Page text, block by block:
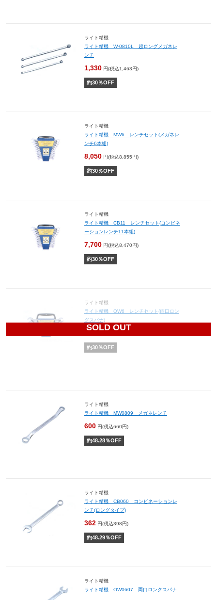
ライト精機
ライト精機 W-0810L 超ロングメガネレ
ンチ
1,330 円(税込1,463円)
約30％OFF
ライト精機
ライト精機 MW6 レンチセット(メガネレ
ンチ6本組)
8,050 円(税込8,855円)
約30％OFF
ライト精機
ライト精機 CB11 レンチセット(コンビネ
ーションレンチ11本組)
7,700 円(税込8,470円)
約30％OFF
SOLD OUT
ライト精機
ライト精機 OW6 レンチセット(両口ロン
グスパナ)
4,900
約30％OFF
ライト精機
ライト精機 MW0809 メガネレンチ
600 円(税込660円)
約48.28％OFF
ライト精機
ライト精機 CB060 コンビネーションレ
ンチ(ロングタイプ)
362 円(税込398円)
約48.29％OFF
ライト精機
ライト精機 OW0607 両口ロングスパナ